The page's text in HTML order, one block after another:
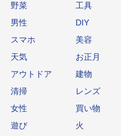
野菜
工具
男性
DIY
スマホ
美容
天気
お正月
アウトドア
建物
清掃
レンズ
女性
買い物
遊び
火